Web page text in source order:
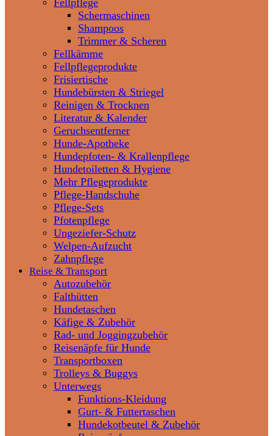
Fellpflege
Schermaschinen
Shampoos
Trimmer & Scheren
Fellkämme
Fellpflegeprodukte
Frisiertische
Hundebürsten & Striegel
Reinigen & Trocknen
Literatur & Kalender
Geruchsentferner
Hunde-Apotheke
Hundepfoten- & Krallenpflege
Hundetoiletten & Hygiene
Mehr Pflegeprodukte
Pflege-Handschuhe
Pflege-Sets
Pfotenpflege
Ungeziefer-Schutz
Welpen-Aufzucht
Zahnpflege
Reise & Transport
Autozubehör
Falthütten
Hundetaschen
Käfige & Zubehör
Rad- und Joggingzubehör
Reisenäpfe für Hunde
Transportboxen
Trolleys & Buggys
Unterwegs
Funktions-Kleidung
Gurt- & Futtertaschen
Hundekotbeutel & Zubehör